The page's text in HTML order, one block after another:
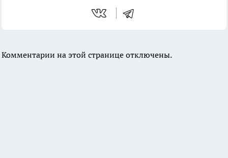
Комментарии на этой странице отключены.